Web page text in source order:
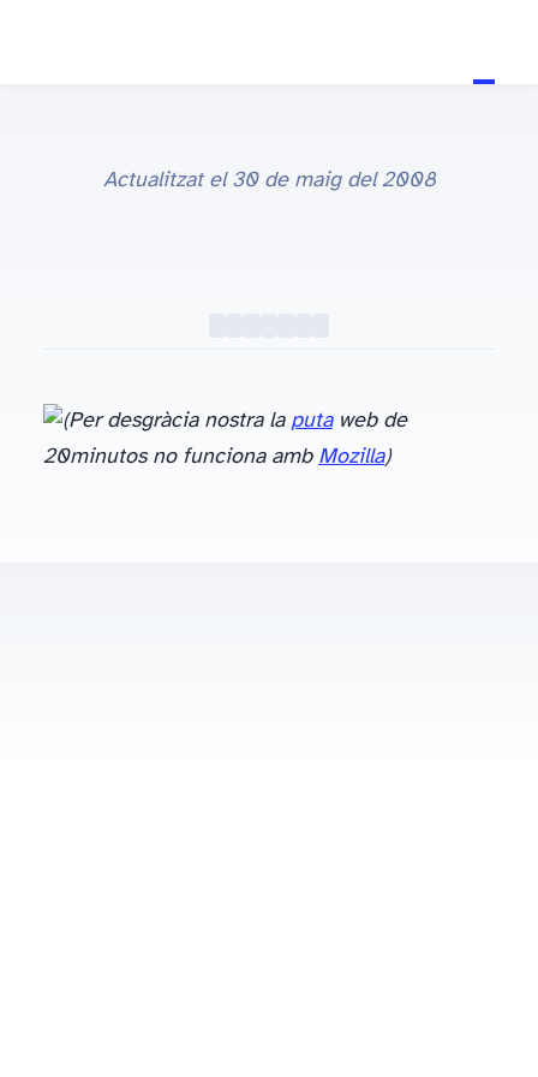
Actualitzat el 30 de maig del 2008
(Per desgràcia nostra la putaweb de
20minutos no funciona amb Mozilla)PD: És el primer cop que postejo al blog d’unaltra persona… Oriol, gràcies per aquesta experiencia! jajajja